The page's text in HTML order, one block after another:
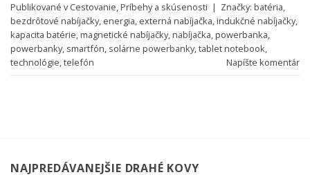
Publikované vCestovanie,Príbehy a skúsenosti | Značky: batéria,
bezdrôtové nabíjačky, energia, externá nabíjačka,indukčné nabíjačky,
kapacita batérie,magnetické nabíjačky,nabíjačka,powerbanka,
powerbanky, smartfón, solárne powerbanky,tablet notebook,
technológie,telefón Napíšte komentár
NAJPREDÁVANEJŠIE DRAHÉ KOVY